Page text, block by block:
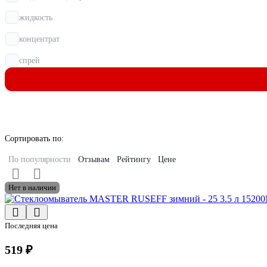
жидкость
концентрат
спрей
Сортировать по:
По популярности Отзывам Рейтингу Цене
Нет в наличии
Последняя цена
519 ₽